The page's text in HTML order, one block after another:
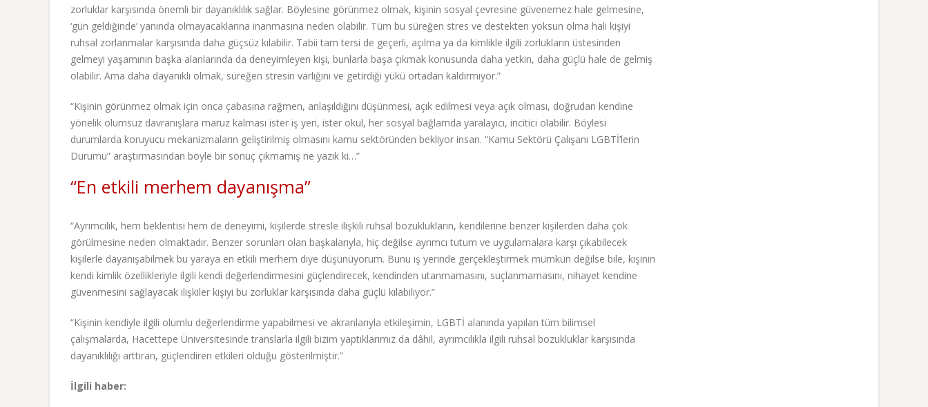
zorluklar karşısında önemli bir dayanıklılık sağlar. Böylesine görünmez olmak, kişinin sosyal çevresine güvenemez hale gelmesine,
‘gün geldiğinde’ yanında olmayacaklarına inanmasına neden olabilir. Tüm bu süreğen stres ve destekten yoksun olma hali kişiyi
ruhsal zorlanmalar karşısında daha güçsüz kılabilir. Tabii tam tersi de geçerli, açılma ya da kimlikle ilgili zorlukların üstesinden
gelmeyi yaşamının başka alanlarında da deneyimleyen kişi, bunlarla başa çıkmak konusunda daha yetkin, daha güçlü hale de gelmiş
olabilir. Ama daha dayanıklı olmak, süreğen stresin varlığını ve getirdiği yükü ortadan kaldırmıyor.”
“Kişinin görünmez olmak için onca çabasına rağmen, anlaşıldığını düşünmesi, açık edilmesi veya açık olması, doğrudan kendine
yönelik olumsuz davranışlara maruz kalması ister iş yeri, ister okul, her sosyal bağlamda yaralayıcı, incitici olabilir. Böylesi
durumlarda koruyucu mekanizmaların geliştirilmiş olmasını kamu sektöründen bekliyor insan. “Kamu Sektörü Çalışanı LGBTİ’lerin
Durumu” araştırmasından böyle bir sonuç çıkmamış ne yazık ki…”
“En etkili merhem dayanışma”
“Ayrımcılık, hem beklentisi hem de deneyimi, kişilerde stresle ilişkili ruhsal bozuklukların, kendilerine benzer kişilerden daha çok
görülmesine neden olmaktadır. Benzer sorunları olan başkalarıyla, hiç değilse ayrımcı tutum ve uygulamalara karşı çıkabilecek
kişilerle dayanışabilmek bu yaraya en etkili merhem diye düşünüyorum. Bunu iş yerinde gerçekleştirmek mümkün değilse bile, kişinin
kendi kimlik özellikleriyle ilgili kendi değerlendirmesini güçlendirecek, kendinden utanmamasını, suçlanmamasını, nihayet kendine
güvenmesini sağlayacak ilişkiler kişiyi bu zorluklar karşısında daha güçlü kılabiliyor.”
“Kişinin kendiyle ilgili olumlu değerlendirme yapabilmesi ve akranlarıyla etkileşimin, LGBTİ alanında yapılan tüm bilimsel
çalışmalarda, Hacettepe Üniversitesinde translarla ilgili bizim yaptıklarımız da dâhil, ayrımcılıkla ilgili ruhsal bozukluklar karşısında
dayanıklılığı arttıran, güçlendiren etkileri olduğu gösterilmiştir.”
İlgili haber: